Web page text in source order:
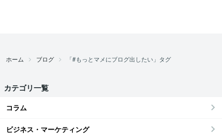
ホーム ブログ 「#もっとマメにブログ出したい」タグ
カテゴリ一覧
コラム
ビジネス・マーケティング